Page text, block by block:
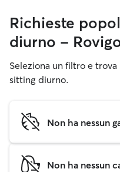
Richieste
diurno -
Seleziona un filtro e
sitting diurno.
Non ha nessun
Non ha nessun